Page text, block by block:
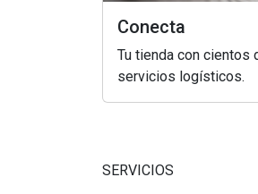
Conecta
Tu tienda con cientos
servicios logísticos.
SERVICIOS